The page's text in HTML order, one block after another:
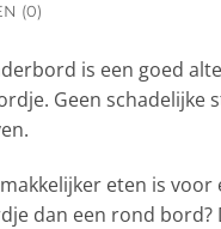
(0)
is een goed
Geen schadelijke
eten is voor
dan een rond bord?